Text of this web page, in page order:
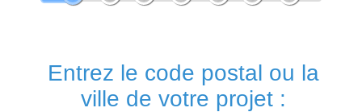
Entrez le code postal ou la
ville de votre projet :